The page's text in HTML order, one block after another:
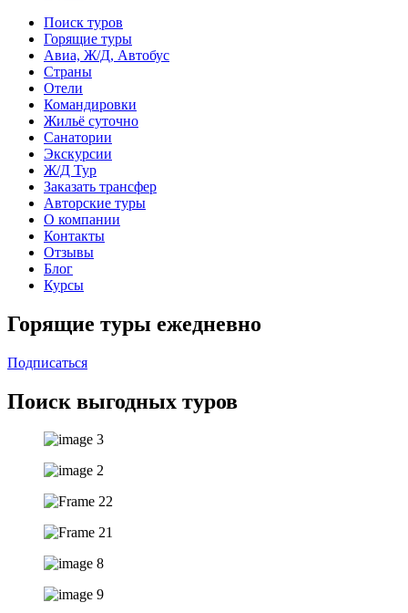
Поиск туров
Горящие туры
Авиа, Ж/Д, Автобус
Страны
Отели
Командировки
Жильё суточно
Санатории
Экскурсии
Ж/Д Тур
Заказать трансфер
Авторские туры
О компании
Контакты
Отзывы
Блог
Курсы
Горящие туры ежедневно
Подписаться
Поиск выгодных туров